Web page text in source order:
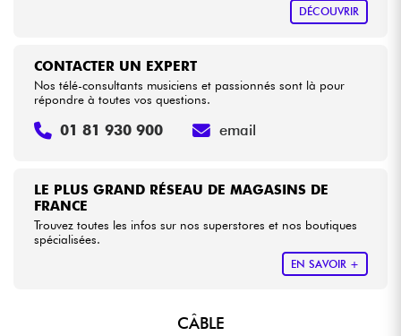
DÉCOUVRIR
LE PLUS GRAND RÉSEAU DE MAGASINS DE
FRANCE
Trouvez toutes les infos sur nos superstores et nos boutiques
spécialisées.
EN SAVOIR +
CONTACTER UN EXPERT
Nos télé-consultants musiciens et passionnés sont là pour
répondre à toutes vos questions.
01 81 930 900 email
CÂBLE